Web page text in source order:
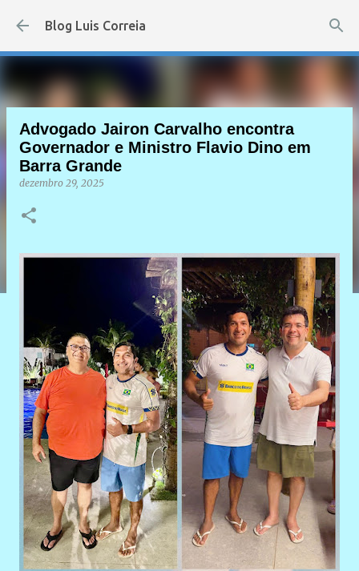
Pular para o conteúdo principal
Blog Luis Correia
Advogado Jairon Carvalho encontra
Governador e Ministro Flavio Dino em
Barra Grande
dezembro 29, 2025